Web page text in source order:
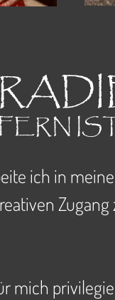
ich in
mich